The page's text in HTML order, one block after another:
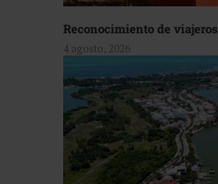
Reconocimiento de viajeros
4 agosto, 2026